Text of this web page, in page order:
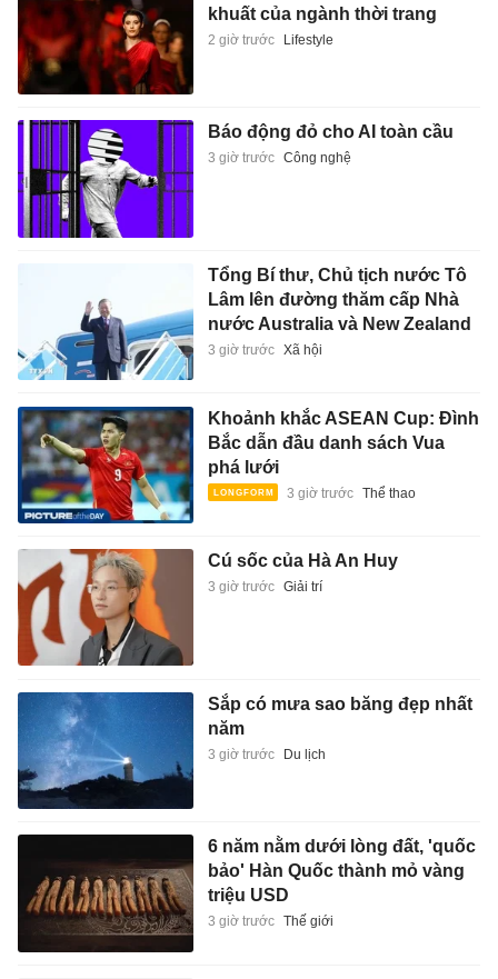
khuất của ngành thời trang
2 giờ trước Lifestyle
Báo động đỏ cho AI toàn cầu
3 giờ trước Công nghệ
Tổng Bí thư, Chủ tịch nước Tô
Lâm lên đường thăm cấp Nhà
nước Australia và New Zealand
3 giờ trước Xã hội
Khoảnh khắc ASEAN Cup: Đình
Bắc dẫn đầu danh sách Vua
phá lưới
3 giờ trước Thể thao
Cú sốc của Hà An Huy
3 giờ trước Giải trí
Sắp có mưa sao băng đẹp nhất
năm
3 giờ trước Du lịch
6 năm nằm dưới lòng đất, 'quốc
bảo' Hàn Quốc thành mỏ vàng
triệu USD
3 giờ trước Thế giới